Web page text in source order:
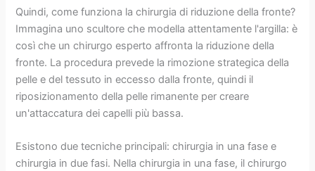
Quindi, come funziona la chirurgia di riduzione della fronte?
Immagina uno scultore che modella attentamente l'argilla: è
così che un chirurgo esperto affronta la riduzione della
fronte. La procedura prevede la rimozione strategica della
pelle e del tessuto in eccesso dalla fronte, quindi il
riposizionamento della pelle rimanente per creare
un'attaccatura dei capelli più bassa.
Esistono due tecniche principali: chirurgia in una fase e
chirurgia in due fasi. Nella chirurgia in una fase, il chirurgo